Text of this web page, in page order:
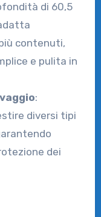
di 60,5
contenuti,
e pulita in
:
diversi tipi
dei